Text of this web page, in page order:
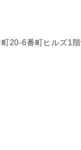
20-6番町ヒルズ1階